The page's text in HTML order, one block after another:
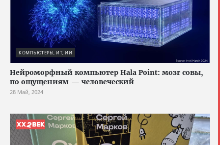
КОМПЬЮТЕРЫ, ИТ, ИИ
Нейроморфный компьютер Hala Point: мозг совы,
по ощущениям — человеческий
28 Май, 2024